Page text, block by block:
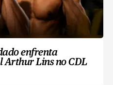
enfrenta
Arthur Lins no CDL